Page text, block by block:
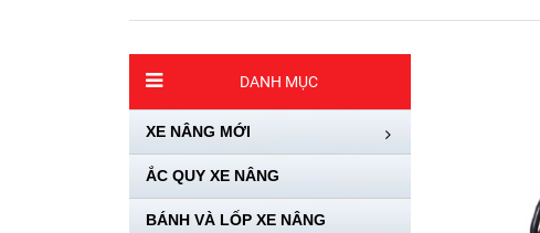
DANH MỤC
XE NÂNG MỚI
ẮC QUY XE NÂNG
BÁNH VÀ LỐP XE NÂNG